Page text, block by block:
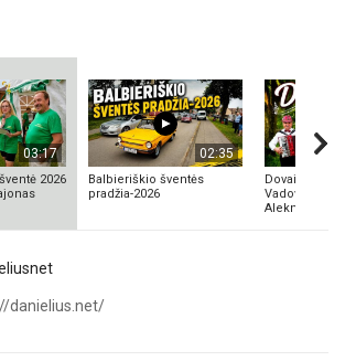
03:17
2026
02:35
Balbieriškio šventės
pradžia-2026
Dovainonių
Vadovas
Aleknavičius
danielius.net/